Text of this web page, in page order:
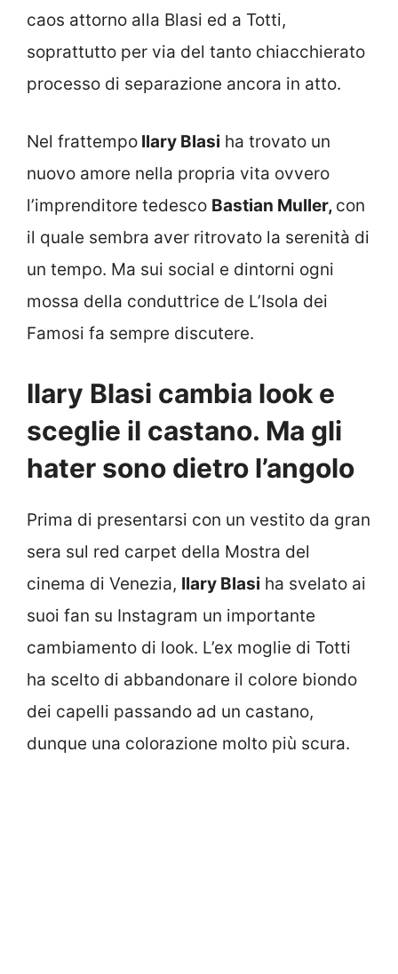
caos attorno alla Blasi ed a Totti,
soprattutto per via del tanto chiacchierato
processo di separazione ancora in atto.
Nel frattempo Ilary Blasi ha trovato un
nuovo amore nella propria vita ovvero
l’imprenditore tedesco Bastian Muller, con
il quale sembra aver ritrovato la serenità di
un tempo. Ma sui social e dintorni ogni
mossa della conduttrice de L’Isola dei
Famosi fa sempre discutere.
Ilary Blasi cambia look e
sceglie il castano. Ma gli
hater sono dietro l’angolo
Prima di presentarsi con un vestito da gran
sera sul red carpet della Mostra del
cinema di Venezia, Ilary Blasi ha svelato ai
suoi fan su Instagram un importante
cambiamento di look. L’ex moglie di Totti
ha scelto di abbandonare il colore biondo
dei capelli passando ad un castano,
dunque una colorazione molto più scura.